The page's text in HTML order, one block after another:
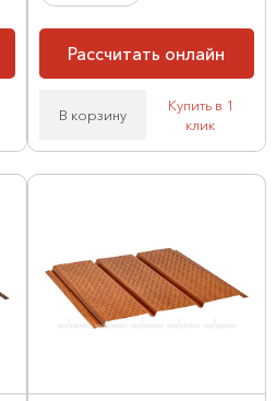
Рассчитать онлайн
В корзину
Купить в 1
клик